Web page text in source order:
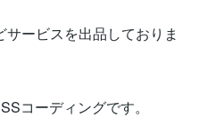
ービスを出品しておりま
コーディングです。